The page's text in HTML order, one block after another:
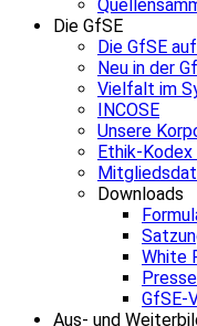
Die GfSE
Die GfSE
Neu in der
Vielfalt im
INCOSE
Unsere
Ethik-Kodex
Downloads
White
GfSE-
Aus- und